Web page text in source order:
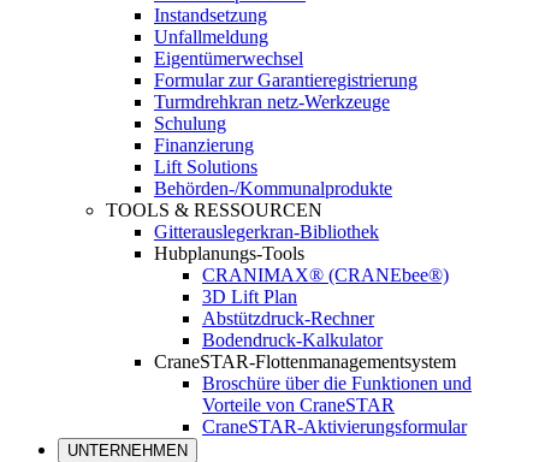
Instandsetzung
Unfallmeldung
Eigentümerwechsel
Formular zur Garantieregistrierung
Turmdrehkran netz-Werkzeuge
Schulung
Finanzierung
Lift Solutions
Behörden-/Kommunalprodukte
TOOLS & RESSOURCEN
Gitterauslegerkran-Bibliothek
Hubplanungs-Tools
CRANIMAX® (CRANEbee®)
3D Lift Plan
Abstützdruck-Rechner
Bodendruck-Kalkulator
CraneSTAR-Flottenmanagementsystem
Broschüre über die Funktionen und
Vorteile von CraneSTAR
CraneSTAR-Aktivierungsformular
UNTERNEHMEN